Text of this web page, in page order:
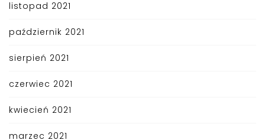
listopad 2021
październik 2021
sierpień 2021
czerwiec 2021
kwiecień 2021
marzec 2021